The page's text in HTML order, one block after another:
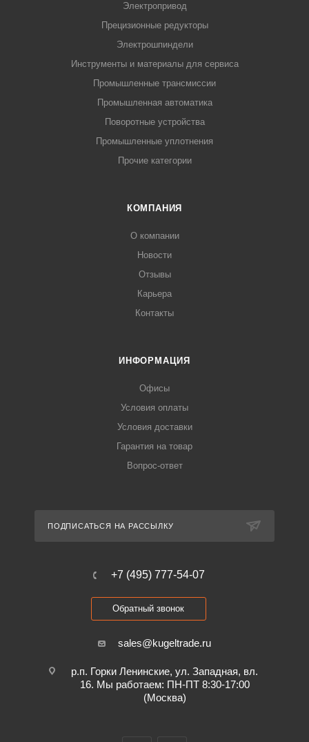
Электропривод
Прецизионные редукторы
Электрошпиндели
Инструменты и материалы для сервиса
Промышленные трансмиссии
Промышленная автоматика
Поворотные устройства
Промышленные уплотнения
Прочие категории
КОМПАНИЯ
О компании
Новости
Отзывы
Карьера
Контакты
ИНФОРМАЦИЯ
Офисы
Условия оплаты
Условия доставки
Гарантия на товар
Вопрос-ответ
ПОДПИСАТЬСЯ НА РАССЫЛКУ
+7 (495) 777-54-07
Обратный звонок
sales@kugeltrade.ru
р.п. Горки Ленинские, ул. Западная, вл.
16. Мы работаем: ПН-ПТ 8:30-17:00
(Москва)